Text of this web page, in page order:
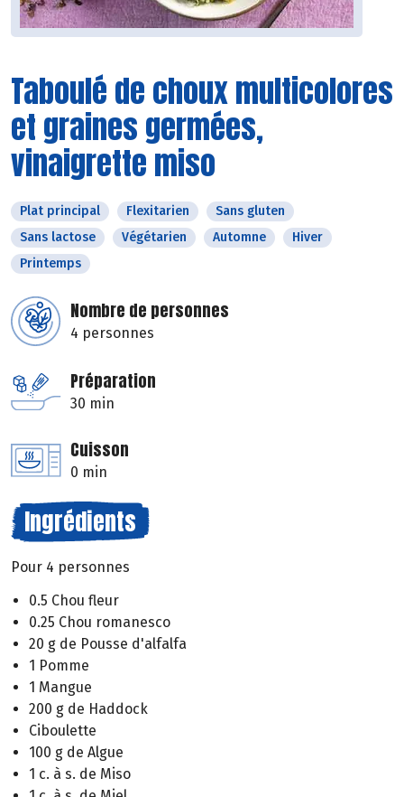
Taboulé de choux multicolores
et graines germées,
vinaigrette miso
Plat principal Flexitarien
Sans gluten
Sans lactose
Végétarien Automne
Hiver
Printemps
Nombre de personnes
4 personnes
Préparation
30 min
Cuisson
0 min
Ingrédients
Pour 4 personnes
0.5 Chou fleur
0.25 Chou romanesco
20 g de Pousse d'alfalfa
1 Pomme
1 Mangue
200 g de Haddock
Ciboulette
100 g de Algue
1 c. à s. de Miso